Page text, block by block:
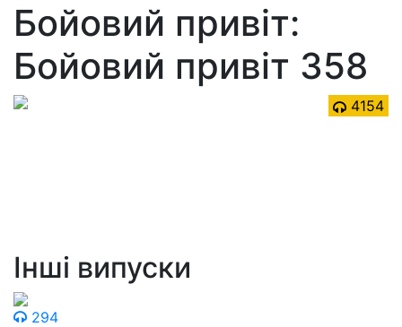
Бойовий привіт:
Бойовий привіт 358
4154
Інші випуски
294